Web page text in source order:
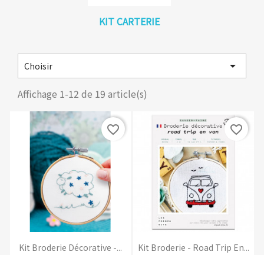
KIT CARTERIE
Choisir

Affichage 1-12 de 19 article(s)
Kit Broderie Décorative -...
favorite_border
Kit Broderie - Road Trip En...
favorite_border